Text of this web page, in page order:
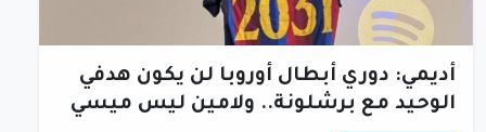
أديمي: دوري أبطال أوروبا لن يكون هدفي
الوحيد مع برشلونة.. ولامين ليس ميسي